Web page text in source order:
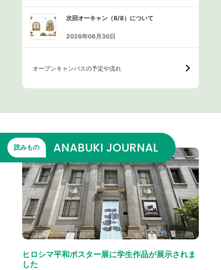
次回オーキャン（8/8）について
2026年06月30日
オープンキャンパスの予定や流れ
読みもの ANABUKI JOURNAL
ヒロシマ平和ポスター展に学生作品が展示されま
した